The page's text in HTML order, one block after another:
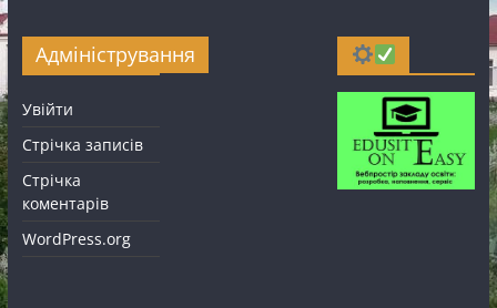
Адміністрування
Увійти
Стрічка записів
Стрічка
коментарів
WordPress.org